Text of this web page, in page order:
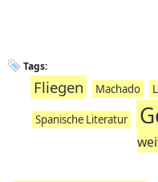
Tags:
Fliegen Machado
Spanische Literatur